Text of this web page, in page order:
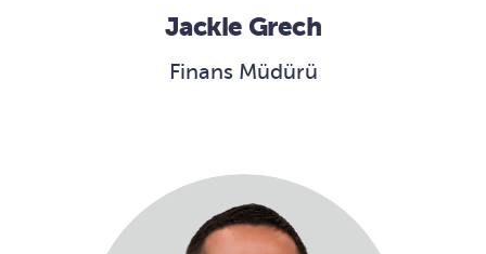
Jackie Grech
Finans Müdürü